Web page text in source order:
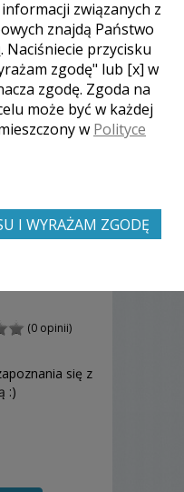
(0 opinii)
się z
:)
informacji związanych z
znajdą Państwo
. Naciśniecie przycisku
zgodę" lub [x] w
zgodę. Zgoda na
może być w każdej
w Polityce
I WYRAŻAM ZGODĘ